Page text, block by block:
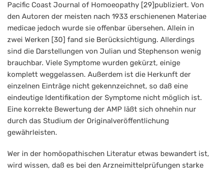
Pacific Coast Journal of Homoeopathy [29]publiziert. Von
den Autoren der meisten nach 1933 erschienenen Materiae
medicae jedoch wurde sie offenbar übersehen. Allein in
zwei Werken [30] fand sie Berücksichtigung. Allerdings
sind die Darstellungen von Julian und Stephenson wenig
brauchbar. Viele Symptome wurden gekürzt, einige
komplett weggelassen. Außerdem ist die Herkunft der
einzelnen Einträge nicht gekennzeichnet, so daß eine
eindeutige Identifikation der Symptome nicht möglich ist.
Eine korrekte Bewertung der AMP läßt sich ohnehin nur
durch das Studium der Originalveröffentlichung
gewährleisten.
Wer in der homöopathischen Literatur etwas bewandert ist,
wird wissen, daß es bei den Arzneimittelprüfungen starke